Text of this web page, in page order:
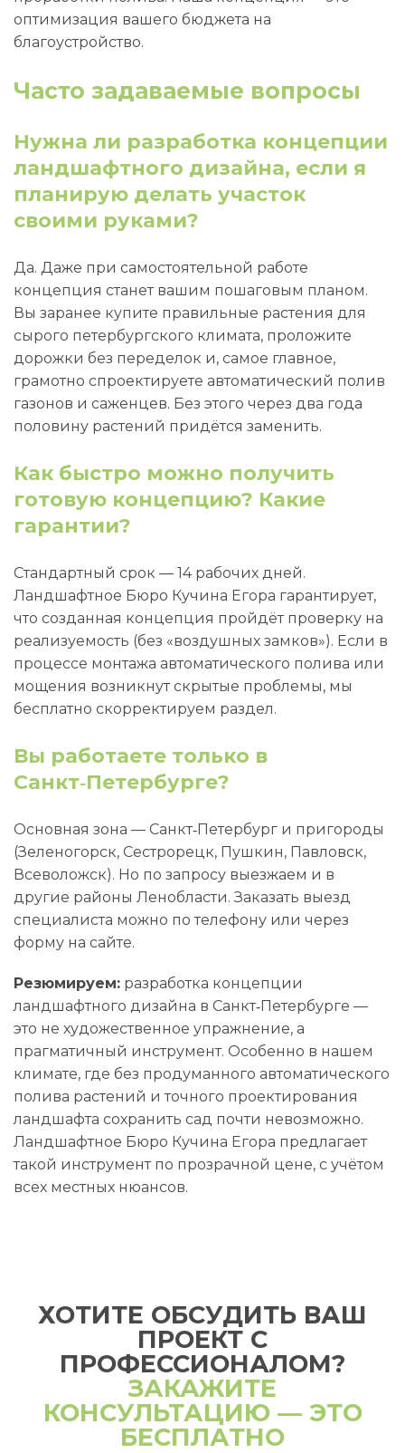
оптимизация вашего бюджета на
благоустройство.
Часто задаваемые вопросы
Нужна ли разработка концепции
ландшафтного дизайна, если я
планирую делать участок
своими руками?
Да. Даже при самостоятельной работе
концепция станет вашим пошаговым планом.
Вы заранее купите правильные растения для
сырого петербургского климата, проложите
дорожки без переделок и, самое главное,
грамотно спроектируете автоматический полив
газонов и саженцев. Без этого через два года
половину растений придётся заменить.
Как быстро можно получить
готовую концепцию? Какие
гарантии?
Стандартный срок — 14 рабочих дней.
Ландшафтное Бюро Кучина Егора гарантирует,
что созданная концепция пройдёт проверку на
реализуемость (без «воздушных замков»). Если в
процессе монтажа автоматического полива или
мощения возникнут скрытые проблемы, мы
бесплатно скорректируем раздел.
Вы работаете только в
Санкт‑Петербурге?
Основная зона — Санкт‑Петербург и пригороды
(Зеленогорск, Сестрорецк, Пушкин, Павловск,
Всеволожск). Но по запросу выезжаем и в
другие районы Ленобласти. Заказать выезд
специалиста можно по телефону или через
форму на сайте.
Резюмируем: разработка концепции
ландшафтного дизайна в Санкт‑Петербурге —
это не художественное упражнение, а
прагматичный инструмент. Особенно в нашем
климате, где без продуманного автоматического
полива растений и точного проектирования
ландшафта сохранить сад почти невозможно.
Ландшафтное Бюро Кучина Егора предлагает
такой инструмент по прозрачной цене, с учётом
всех местных нюансов.
ХОТИТЕ ОБСУДИТЬ ВАШ
ПРОЕКТ С
ПРОФЕССИОНАЛОМ?
ЗАКАЖИТЕ
КОНСУЛЬТАЦИЮ — ЭТО
БЕСПЛАТНО